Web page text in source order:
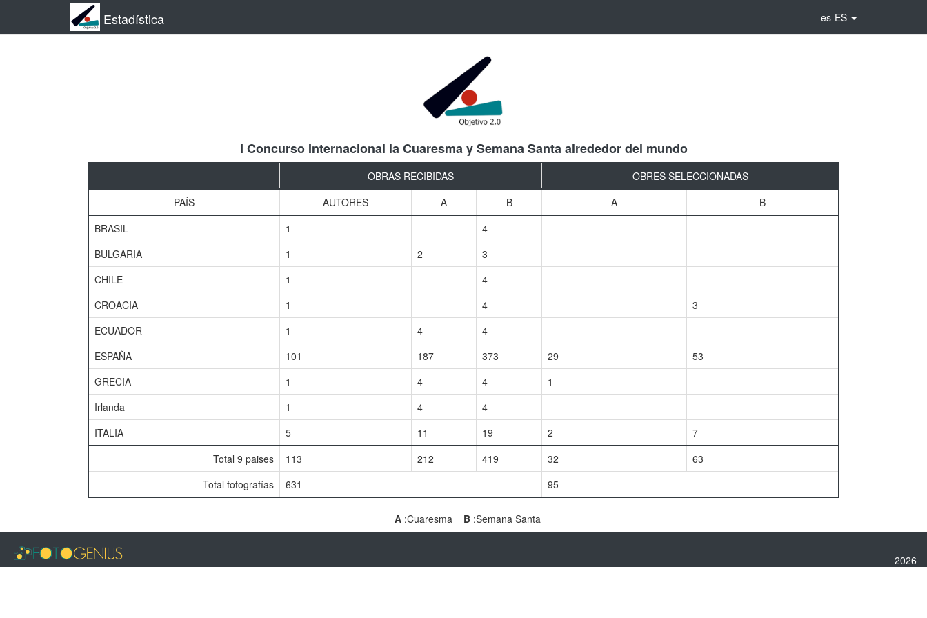
Estadística es-ES
I Concurso Internacional la Cuaresma y Semana Santa alrededor del mundo
OBRAS RECIBIDAS
OBRES SELECCIONADAS
PAÍS
AUTORES A B A
B
BRASIL
1
4
BULGARIA
1 2
3
CHILE
1
4
CROACIA
1 4
3
ECUADOR
1 4
4
ESPAÑA
101 187 373 29
53
GRECIA
1 4 4
1
Irlanda
1 4
4
ITALIA
5 11 19 2
7
Total 9 paises
113 212 419 32
63
Total fotografías
631 95
A :Cuaresma B :Semana Santa
2026